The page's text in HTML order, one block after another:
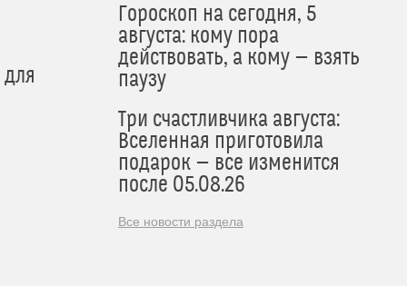
Гороскоп на сегодня, 5
августа: кому пора
действовать, а кому — взять
паузу
Три счастливчика августа:
Вселенная приготовила
подарок — все изменится
после 05.08.26
Все новости раздела